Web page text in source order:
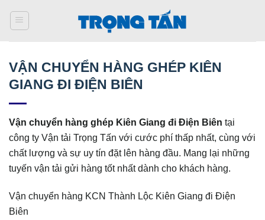
qua
VẬN CHUYỂN HÀNG GHÉP KIÊN
GIANG ĐI ĐIỆN BIÊN
Vận chuyển hàng ghép Kiên Giang đi Điện Biên tại
công ty Vận tải Trọng Tấn với cước phí thấp nhất, cùng với
chất lượng và sự uy tín đặt lên hàng đầu. Mang lại những
tuyến vận tải gửi hàng tốt nhất dành cho khách hàng.
Vận chuyển hàng KCN Thành Lộc Kiên Giang đi Điện
Biên